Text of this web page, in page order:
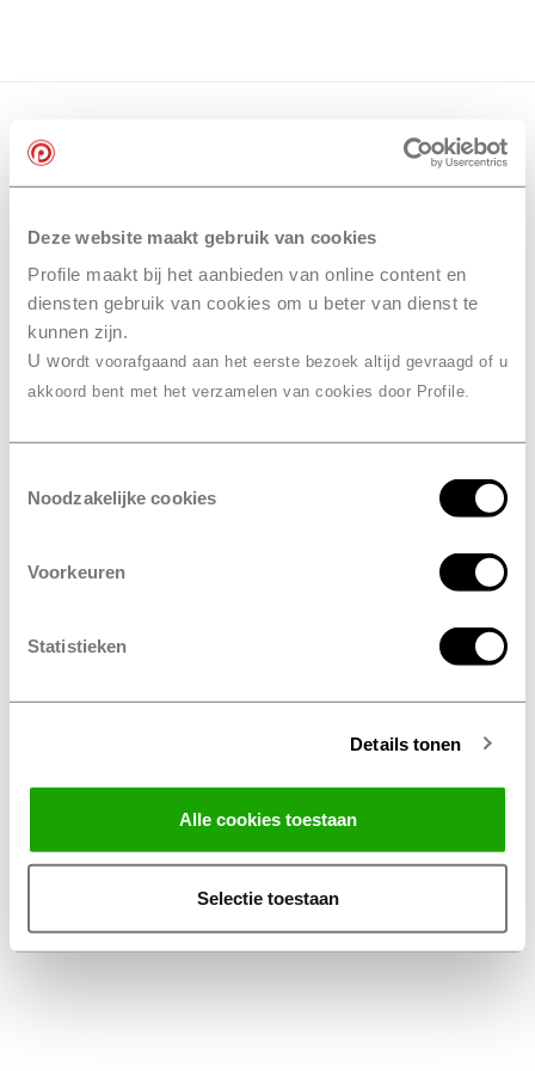
Deze website maakt gebruik van cookies
Profile maakt bij het aanbieden van online content en
diensten gebruik van cookies om u beter van dienst te
kunnen zijn.
U wordt voorafgaand aan het eerste bezoek altijd gevraagd of u
akkoord bent met het verzamelen van cookies door Profile.
Noodzakelijke cookies
Voorkeuren
Statistieken
Details tonen
Alle cookies toestaan
Selectie toestaan
Conditions générales
Privacy Statement
Disclaimer Profile Belux